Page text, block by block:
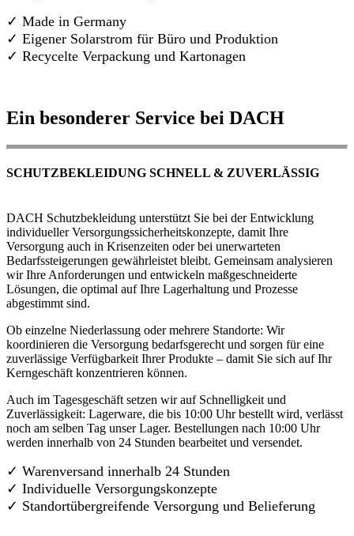
✓ Made in Germany
✓ Eigener Solarstrom für Büro und Produktion
✓ Recycelte Verpackung und Kartonagen
Ein besonderer Service bei DACH
SCHUTZBEKLEIDUNG SCHNELL & ZUVERLÄSSIG
DACH Schutzbekleidung unterstützt Sie bei der Entwicklung
individueller Versorgungssicherheitskonzepte, damit Ihre
Versorgung auch in Krisenzeiten oder bei unerwarteten
Bedarfssteigerungen gewährleistet bleibt. Gemeinsam analysieren
wir Ihre Anforderungen und entwickeln maßgeschneiderte
Lösungen, die optimal auf Ihre Lagerhaltung und Prozesse
abgestimmt sind.
Ob einzelne Niederlassung oder mehrere Standorte: Wir
koordinieren die Versorgung bedarfsgerecht und sorgen für eine
zuverlässige Verfügbarkeit Ihrer Produkte – damit Sie sich auf Ihr
Kerngeschäft konzentrieren können.
Auch im Tagesgeschäft setzen wir auf Schnelligkeit und
Zuverlässigkeit: Lagerware, die bis 10:00 Uhr bestellt wird, verlässt
noch am selben Tag unser Lager. Bestellungen nach 10:00 Uhr
werden innerhalb von 24 Stunden bearbeitet und versendet.
✓ Warenversand innerhalb 24 Stunden
✓ Individuelle Versorgungskonzepte
✓ Standortübergreifende Versorgung und Belieferung